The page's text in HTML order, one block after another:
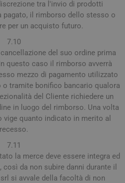
tra l'invio di prodotti
pagato, il rimborso dello stesso o
per un acquisto futuro.
7.10
del suo ordine prima
questo caso il rimborso avverrà
mezzo di pagamento utilizzato
tramite bonifico bancario qualora
del Cliente richiedere un
in luogo del rimborso. Una volta
vige quanto indicato in merito al
recesso.
7.11
la merce deve essere integra ed
da non subire danni durante il
si avvale della facoltà di non